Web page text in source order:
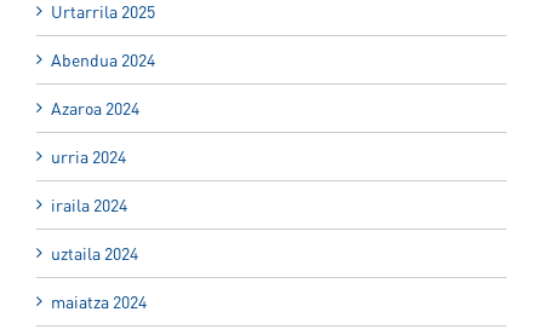
Urtarrila 2025
Abendua 2024
Azaroa 2024
urria 2024
iraila 2024
uztaila 2024
maiatza 2024